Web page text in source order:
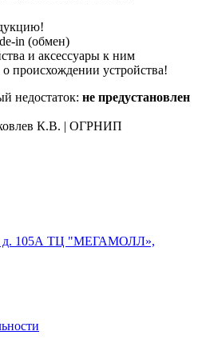
in (обмен)
и аксессуары к ним
устройства!
недостаток: не предустановлен
К.В. | ОГРНИП
д. 105А ТЦ "МЕГАМОЛЛ»,